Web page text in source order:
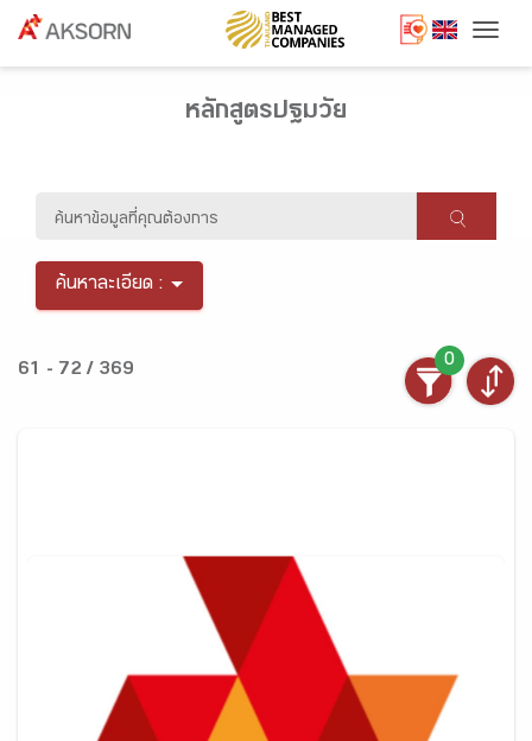
หลักสูตรปฐมวัย
ค้นหาละเอียด :
61 - 72 / 369
0